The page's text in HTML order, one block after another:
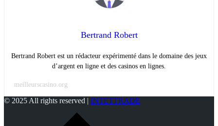
Bertrand Robert
Bertrand Robert est un rédacteur expérimenté dans le domaine des jeux
d’argent en ligne et des casinos en lignes.
meilleurscasino.org
© 2025 All rights reserved | INTETTRADE